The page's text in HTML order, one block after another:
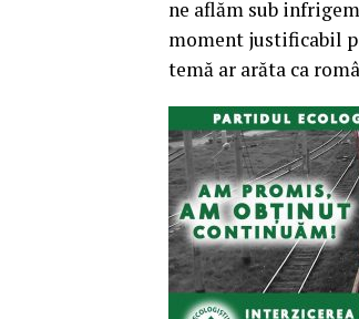
ne aflăm sub
moment justificabil
temă ar arăta ca